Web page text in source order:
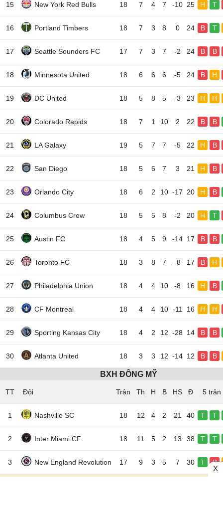
15 New York Red Bulls 18 7 4 7 -10 25 H T
16 Portland Timbers 18 7 3 8 0 24 B T
17 Seattle Sounders FC 17 7 3 7 -2 24 B B
18 Minnesota United 18 6 6 6 -5 24 B H
19 DC United 18 5 8 5 -3 23 H H
20 Colorado Rapids 18 7 1 10 2 22 B B
21 LA Galaxy 19 5 7 7 -5 22 H B
22 San Diego 18 5 6 7 3 21 H B
23 Orlando City 18 6 2 10 -17 20 H B
24 Columbus Crew 18 5 5 8 -2 20 H T
25 Austin FC 18 4 5 9 -14 17 B B
26 Toronto FC 18 3 8 7 -8 17 B H
27 Philadelphia Union 18 4 4 10 -8 16 H B
28 CF Montreal 18 4 4 10 -11 16 H H
29 Sporting Kansas City 18 4 2 12 -28 14 B B
30 Atlanta United 18 3 3 12 -14 12 B B
BXH ĐÔNG MỸ
TT Đội 5 trận
1 Nashville SC 18 12 4 2 21 40 T T
2 Inter Miami CF 18 11 5 2 13 38 T T
3 New England Revolution 17 9 3 5 7 30 T B
X